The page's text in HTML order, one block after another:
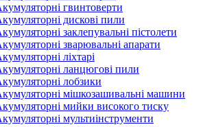
гвинтоверти
дискові пили
заклепувальні пістолети
зварювальні апарати
ліхтарі
ланцюгові пили
лобзики
мішкозашивальні машини
мийки високого тиску
мультиінструменти